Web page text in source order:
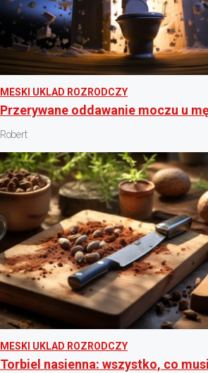
MESKI UKLAD ROZRODCZY
Przerywane oddawanie moczu u
Robert
MESKI UKLAD ROZRODCZY
Torbiel nasienna: wszystko, co